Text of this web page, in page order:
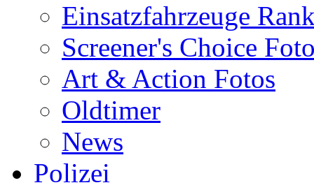
Einsatzfahrzeuge
Screener's Choice
Art & Action Fotos
Oldtimer
News
Polizei